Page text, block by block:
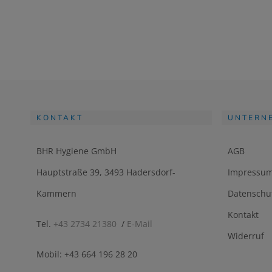
KONTAKT
BHR Hygiene GmbH
Hauptstraße 39, 3493 Hadersdorf-
Kammern
Tel. +43 2734 21380 / E-Mail
Mobil: +43 664 196 28 20
AGB
Kontakt
Widerruf